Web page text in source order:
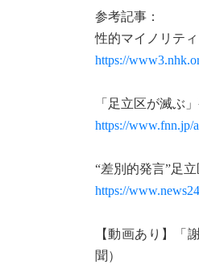
参考記事：
性的マイノリテ
https://
「足立区が滅ぶ
https://www.fnn.jp/
“差別的発言”足
https://
【動画あり】「
聞）